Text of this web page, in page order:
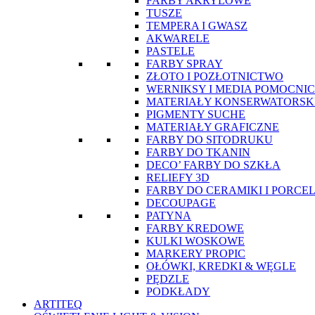
TUSZE
TEMPERA I GWASZ
AKWARELE
PASTELE
FARBY SPRAY
ZŁOTO I POZŁOTNICTWO
WERNIKSY I MEDIA
MATERIAŁY
PIGMENTY SUCHE
MATERIAŁY GRAFICZNE
FARBY DO SITODRUKU
FARBY DO TKANIN
DECO’ FARBY DO SZKŁA
RELIEFY 3D
FARBY DO CERAMIKI I
DECOUPAGE
PATYNA
FARBY KREDOWE
KULKI WOSKOWE
MARKERY PROPIC
OŁÓWKI, KREDKI & WĘGLE
PĘDZLE
PODKŁADY
ARTITEQ